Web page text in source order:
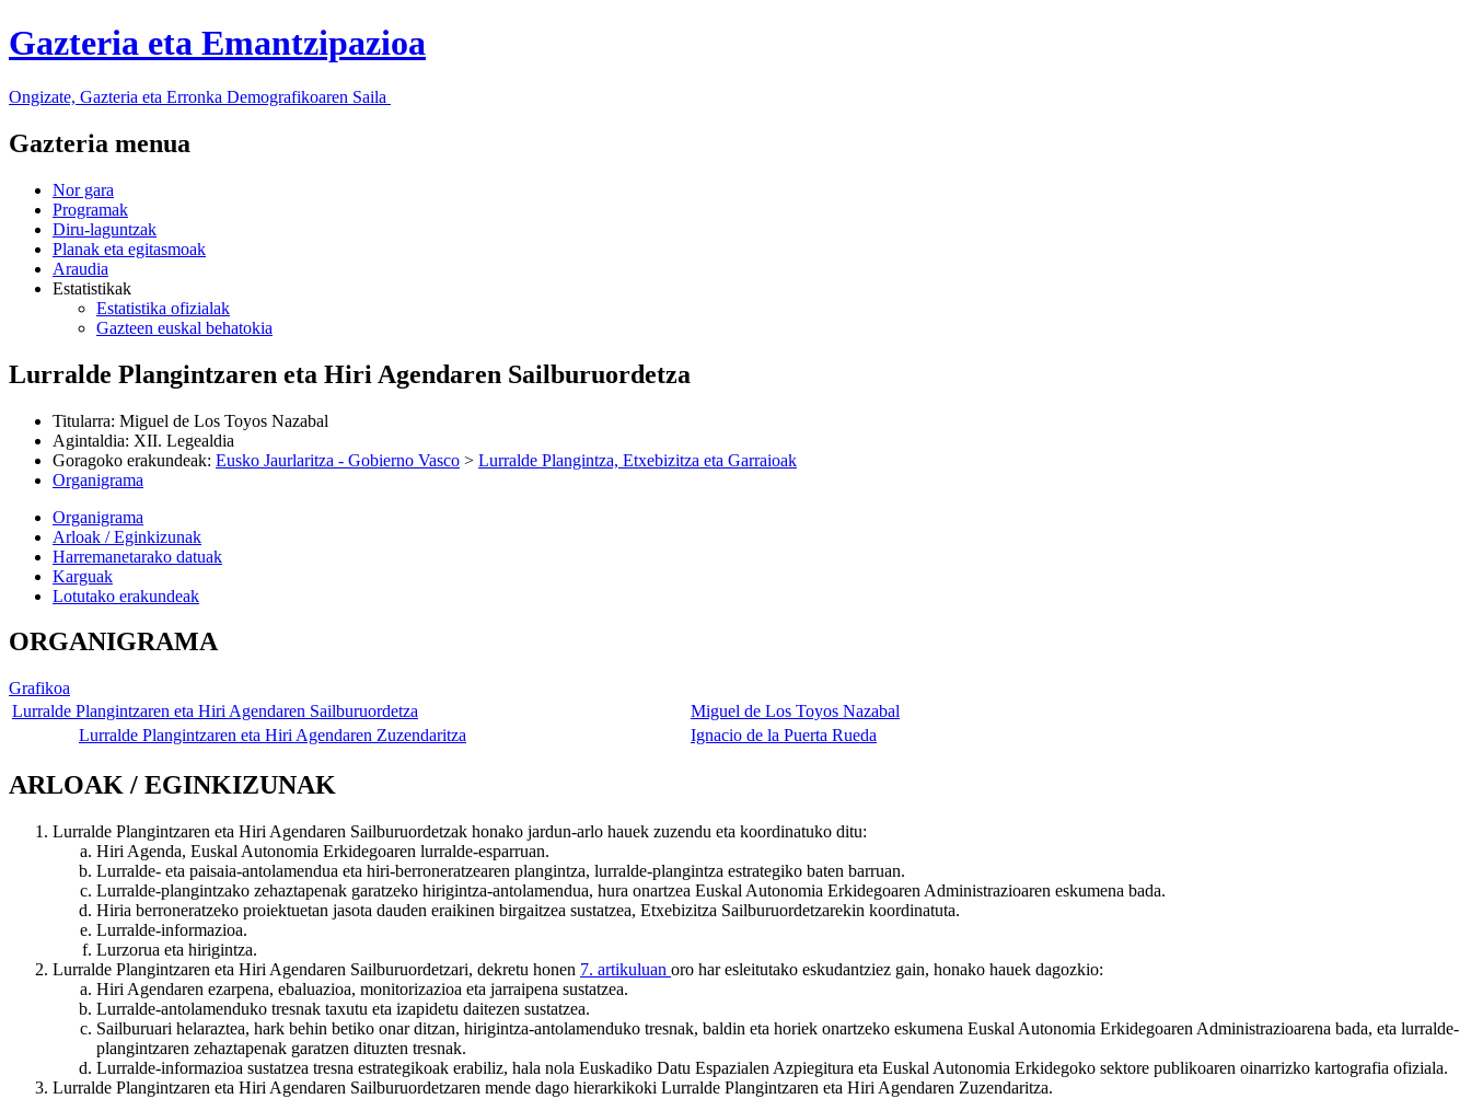
Gazteria eta Emantzipazioa
Ongizate, Gazteria eta Erronka Demografikoaren Saila
Gazteria menua
Nor gara
Programak
Diru-laguntzak
Planak eta egitasmoak
Araudia
Estatistikak
Estatistika ofizialak
Gazteen euskal behatokia
Lurralde Plangintzaren eta Hiri Agendaren Sailburuordetza
Titularra: Miguel de Los Toyos Nazabal
Agintaldia: XII. Legealdia
Goragoko erakundeak: Eusko Jaurlaritza - Gobierno Vasco > Lurralde Plangintza, Etxebizitza eta Garraioak
Organigrama
Organigrama
Arloak / Eginkizunak
Harremanetarako datuak
Karguak
Lotutako erakundeak
ORGANIGRAMA
Grafikoa
Lurralde Plangintzaren eta Hiri Agendaren Sailburuordetza
Miguel de Los Toyos Nazabal
Lurralde Plangintzaren eta Hiri Agendaren Zuzendaritza
Ignacio de la Puerta Rueda
ARLOAK / EGINKIZUNAK
Lurralde Plangintzaren eta Hiri Agendaren Sailburuordetzak honako jardun-arlo hauek zuzendu eta koordinatuko ditu:
Hiri Agenda, Euskal Autonomia Erkidegoaren lurralde-esparruan.
Lurralde- eta paisaia-antolamendua eta hiri-berroneratzearen plangintza, lurralde-plangintza estrategiko baten barruan.
Lurralde-plangintzako zehaztapenak garatzeko hirigintza-antolamendua, hura onartzea Euskal Autonomia Erkidegoaren Administrazioaren eskumena bada.
Hiria berroneratzeko proiektuetan jasota dauden eraikinen birgaitzea sustatzea, Etxebizitza Sailburuordetzarekin koordinatuta.
Lurralde-informazioa.
Lurzorua eta hirigintza.
Lurralde Plangintzaren eta Hiri Agendaren Sailburuordetzari, dekretu honen 7. artikuluan oro har esleitutako eskudantziez gain, honako hauek dagozkio:
Hiri Agendaren ezarpena, ebaluazioa, monitorizazioa eta jarraipena sustatzea.
Lurralde-antolamenduko tresnak taxutu eta izapidetu daitezen sustatzea.
Sailburuari helaraztea, hark behin betiko onar ditzan, hirigintza-antolamenduko tresnak, baldin eta horiek onartzeko eskumena Euskal Autonomia Erkidegoaren Administrazioarena bada, eta lurralde-
plangintzaren zehaztapenak garatzen dituzten tresnak.
Lurralde-informazioa sustatzea tresna estrategikoak erabiliz, hala nola Euskadiko Datu Espazialen Azpiegitura eta Euskal Autonomia Erkidegoko sektore publikoaren oinarrizko kartografia ofiziala.
Lurralde Plangintzaren eta Hiri Agendaren Sailburuordetzaren mende dago hierarkikoki Lurralde Plangintzaren eta Hiri Agendaren Zuzendaritza.